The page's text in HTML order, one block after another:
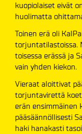
kuopiolaiset eivät
huolimatta
Toinen erä oli
torjuntatilastoissa.
toisessa erässä ja
vain yhden kiekon.
Vieraat aloittivat
torjuntavirettä
erän
pääsäännöllisesti
haki hanakasti